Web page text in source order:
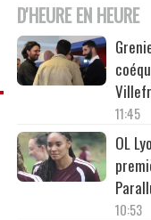
D'HEURE EN HEURE
11:45
OL
10:53